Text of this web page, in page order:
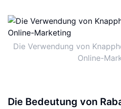
Die Verwendung von
Online-
Die Bedeutung von